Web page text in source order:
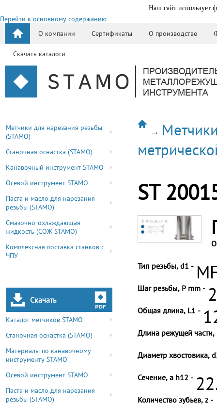
Наш сайт использует
Перейти к основному содержанию
О компании
Сертификаты О производстве
Скачать каталоги
Метчики для нарезания резьбы
(STAMO)
Станочная оснастка (STAMO)
Канавочный инструмент STAMO
Осевой инструмент STAMO
Паста и масло для нарезания
резьбы (STAMO)
Смазочно-охлаждающая
жидкость (СОЖ STAMO)
Комплексная поставка станков с
ЧПУ
Скачать
Каталог метчиков STAMO
Станочная оснастка (STAMO)
Материалы по канавочному
инструменту STAMO
Осевой инструмент STAMO
Паста и масло для нарезания
резьбы (STAMO)
ST
Тип резьбы, d1 -
Шаг резьбы, P mm -
Общая длина, L1 -
Длина режущей части,
Диаметр хвостовика,
Сечение, a h12 -
Количество зубьев, z -